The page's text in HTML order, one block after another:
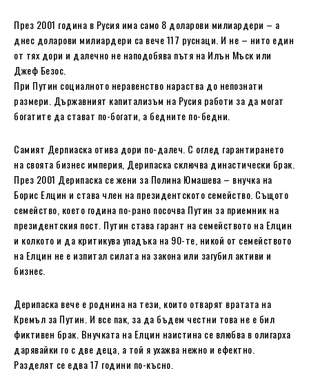
През 2001 година в Русия има само 8 доларови милиардери – а
днес доларови милиардери са вече 117 руснаци. И не – нито един
от тях дори и далечно не наподобява пътя на Илън Мъск или
Джеф Безос.
При Путин социалното неравенство нараства до непознати
размери. Държавният капитализъм на Русия работи за да могат
богатите да стават по-богати, а бедните по-бедни.
Самият Дерпиаска отива дори по-далеч. С оглед гарантирането
на своята бизнес империя, Дерипаска сключва династически брак.
През 2001 Дерипаска се жени за Полина Юмашева – внучка на
Борис Елцин и става член на президентското семейство. Същото
семейство, което година по-рано посочва Путин за приемник на
президентския пост. Путин става гарант на семейството на Елцин
и колкото и да критикува упадъка на 90-те, никой от семейството
на Елцин не е изпитал силата на закона или загубил активи и
бизнес.
Дерипаска вече е роднина на тези, които отварят вратата на
Кремъл за Путин. И все пак, за да бъдем честни това не е бил
фиктивен брак. Внучката на Елцин наистина се влюбва в олигарха
дарявайки го с две деца, а той я ухажва нежно и ефектно.
Разделят се едва 17 години по-късно.